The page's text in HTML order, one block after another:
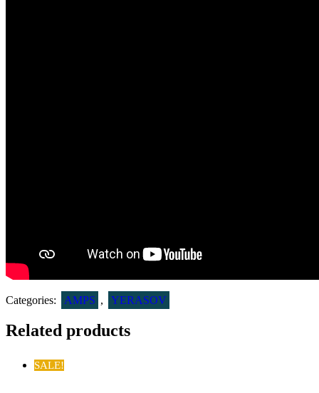
Categories: AMPS , YERASOV
Related products
SALE!